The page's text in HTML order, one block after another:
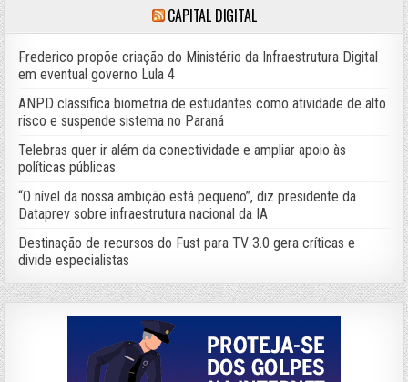
CAPITAL DIGITAL
Frederico propõe criação do Ministério da Infraestrutura Digital
em eventual governo Lula 4
ANPD classifica biometria de estudantes como atividade de alto
risco e suspende sistema no Paraná
Telebras quer ir além da conectividade e ampliar apoio às
políticas públicas
“O nível da nossa ambição está pequeno”, diz presidente da
Dataprev sobre infraestrutura nacional da IA
Destinação de recursos do Fust para TV 3.0 gera críticas e
divide especialistas